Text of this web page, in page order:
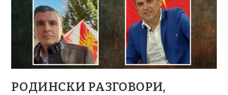
РОДИНСКИ РАЗГОВОРИ,